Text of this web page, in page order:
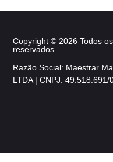
Copyright © 2026 Todos
reservados.
Razão Social: Maestrar
LTDA | CNPJ: 49.518.691/